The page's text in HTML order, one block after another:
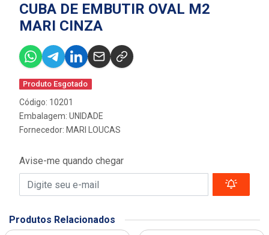
CUBA DE EMBUTIR OVAL M2
MARI CINZA
Produto Esgotado
Código: 10201
Embalagem: UNIDADE
Fornecedor: MARI LOUCAS
Avise-me quando chegar
Produtos Relacionados